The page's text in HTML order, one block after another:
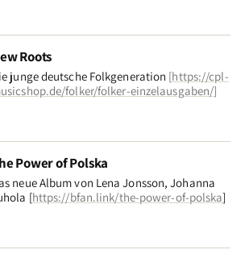
Roots
junge deutsche Folkgeneration [https://cpl-
folker/folker-einzelausgaben/]
Power of Polska
neue Album von Lena Jonsson, Johanna
[https://bfan.link/the-power-of-polska]